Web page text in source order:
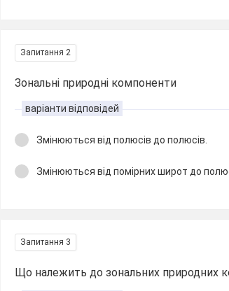
Запитання 2
Зональні природні компоненти
варіанти відповідей
Змінюються від полюсів до полюсів.
Змінюються від помірних широт до
Запитання 3
Що належить до зональних природних